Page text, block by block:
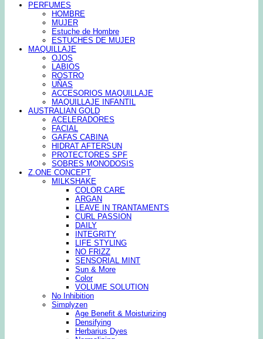
PERFUMES
HOMBRE
MUJER
Estuche de Hombre
ESTUCHES DE MUJER
MAQUILLAJE
OJOS
LABIOS
ROSTRO
UÑAS
ACCESORIOS MAQUILLAJE
MAQUILLAJE INFANTIL
AUSTRALIAN GOLD
ACELERADORES
FACIAL
GAFAS CABINA
HIDRAT AFTERSUN
PROTECTORES SPF
SOBRES MONODOSIS
Z.ONE CONCEPT
MILKSHAKE
COLOR CARE
ARGAN
LEAVE IN TRANTAMENTS
CURL PASSION
DAILY
INTEGRITY
LIFE STYLING
NO FRIZZ
SENSORIAL MINT
Sun & More
Color
VOLUME SOLUTION
No Inhibition
Simplyzen
Age Benefit & Moisturizing
Densifying
Herbarius Dyes